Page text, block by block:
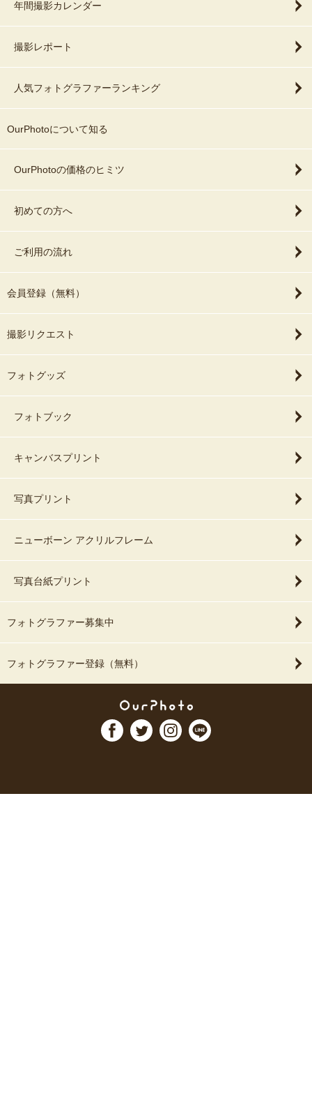
年間撮影カレンダー
撮影レポート
人気フォトグラファーランキング
OurPhotoについて知る
OurPhotoの価格のヒミツ
初めての方へ
ご利用の流れ
会員登録（無料）
撮影リクエスト
フォトグッズ
フォトブック
キャンバスプリント
写真プリント
ニューボーン アクリルフレーム
写真台紙プリント
フォトグラファー募集中
フォトグラファー登録（無料）